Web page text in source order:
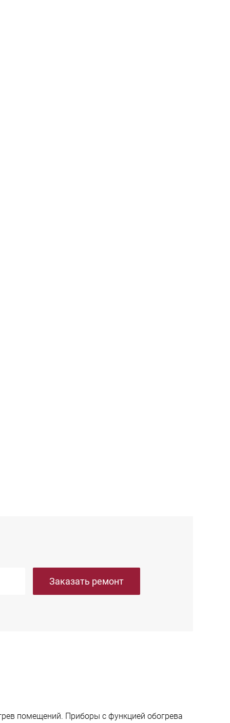
Заказать ремонт
помещений. Приборы с функцией обогрева